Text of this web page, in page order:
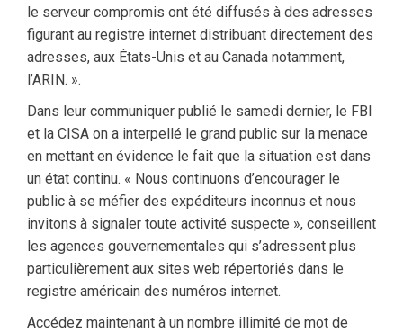
le serveur compromis ont été diffusés à des adresses
figurant au registre internet distribuant directement des
adresses, aux États-Unis et au Canada notamment,
l’ARIN. ».
Dans leur communiquer publié le samedi dernier, le FBI
et la CISA on a interpellé le grand public sur la menace
en mettant en évidence le fait que la situation est dans
un état continu. « Nous continuons d’encourager le
public à se méfier des expéditeurs inconnus et nous
invitons à signaler toute activité suspecte », conseillent
les agences gouvernementales qui s’adressent plus
particulièrement aux sites web répertoriés dans le
registre américain des numéros internet.
Accédez maintenant à un nombre illimité de mot de